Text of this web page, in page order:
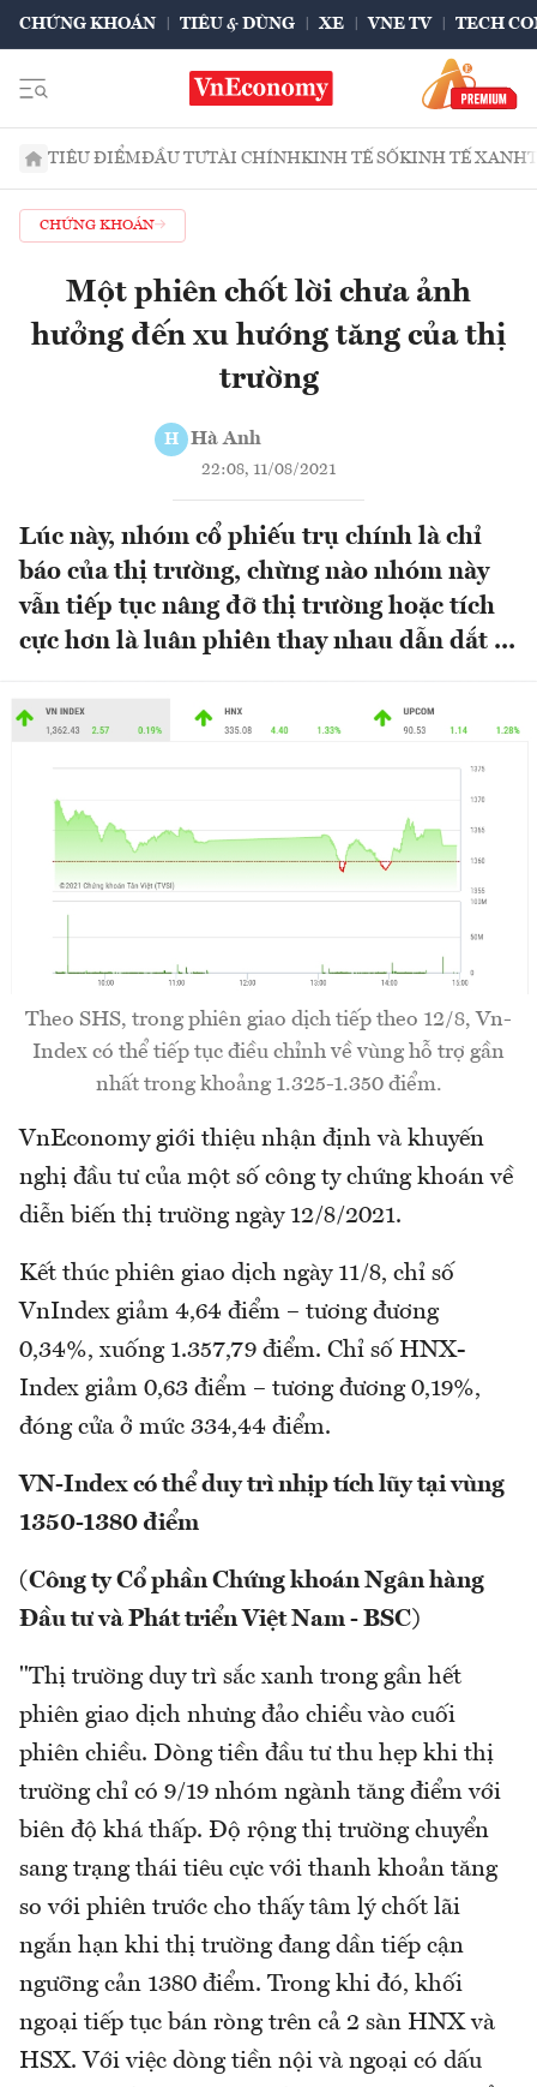
CHỨNG KHOÁN TIÊU & DÙNG XE VNE TV TECH
TIÊU ĐIỂMĐẦU TƯTÀI CHÍNHKINH TẾ SỐKINH TẾ XANH
CHỨNG KHOÁN
Một phiên chốt lời chưa ảnh
hưởng đến xu hướng tăng của thị
trường
H Hà Anh
22:08, 11/08/2021
Lúc này, nhóm cổ phiếu trụ chính là chỉ
báo của thị trường, chừng nào nhóm này
vẫn tiếp tục nâng đỡ thị trường hoặc tích
cực hơn là luân phiên thay nhau dẫn dắt ...
Theo SHS, trong phiên giao dịch tiếp theo 12/8, Vn-
Index có thể tiếp tục điều chỉnh về vùng hỗ trợ gần
nhất trong khoảng 1.325-1.350 điểm.
VnEconomy giới thiệu nhận định và khuyến
nghị đầu tư của một số công ty chứng khoán về
diễn biến thị trường ngày 12/8/2021.
Kết thúc phiên giao dịch ngày 11/8, chỉ số
VnIndex giảm 4,64 điểm – tương đương
0,34%, xuống 1.357,79 điểm. Chỉ số HNX-
Index giảm 0,63 điểm – tương đương 0,19%,
đóng cửa ở mức 334,44 điểm.
VN-Index có thể duy trì nhịp tích lũy tại vùng
1350-1380 điểm
(Công ty Cổ phần Chứng khoán Ngân hàng
Đầu tư và Phát triển Việt Nam - BSC)
"Thị trường duy trì sắc xanh trong gần hết
phiên giao dịch nhưng đảo chiều vào cuối
phiên chiều. Dòng tiền đầu tư thu hẹp khi thị
trường chỉ có 9/19 nhóm ngành tăng điểm với
biên độ khá thấp. Độ rộng thị trường chuyển
sang trạng thái tiêu cực với thanh khoản tăng
so với phiên trước cho thấy tâm lý chốt lãi
ngắn hạn khi thị trường đang dần tiếp cận
ngưỡng cản 1380 điểm. Trong khi đó, khối
ngoại tiếp tục bán ròng trên cả 2 sàn HNX và
HSX. Với việc dòng tiền nội và ngoại có dấu